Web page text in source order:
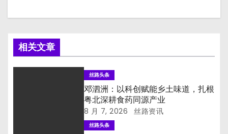
相关文章
丝路头条
邓泗洲：以科创赋能乡土味道，扎根
粤北深耕食药同源产业
8 月 7, 2026 丝路资讯
丝路头条